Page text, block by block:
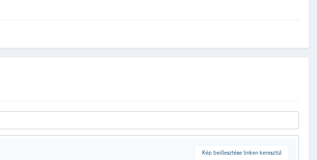
Kép beillesztése linken keresztül